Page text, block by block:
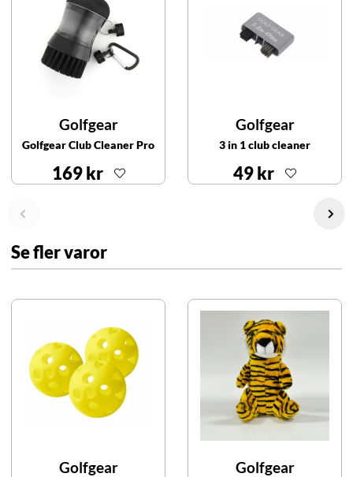
Golfgear
Golfgear Club Cleaner Pro
169 kr
Golfgear
3 in 1 club cleaner
49 kr
Se fler varor
Golfgear Golfgear